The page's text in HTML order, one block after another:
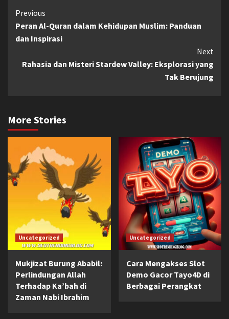
Continue
Reading
Previous
Peran Al-Quran dalam Kehidupan Muslim: Panduan
dan Inspirasi
Next
Rahasia dan Misteri Stardew Valley: Eksplorasi yang
Tak Berujung
More Stories
Uncategorized
Mukjizat Burung Ababil:
Perlindungan Allah
Terhadap Ka’bah di
Zaman Nabi Ibrahim
Uncategorized
Cara Mengakses Slot
Demo Gacor Tayo4D di
Berbagai Perangkat